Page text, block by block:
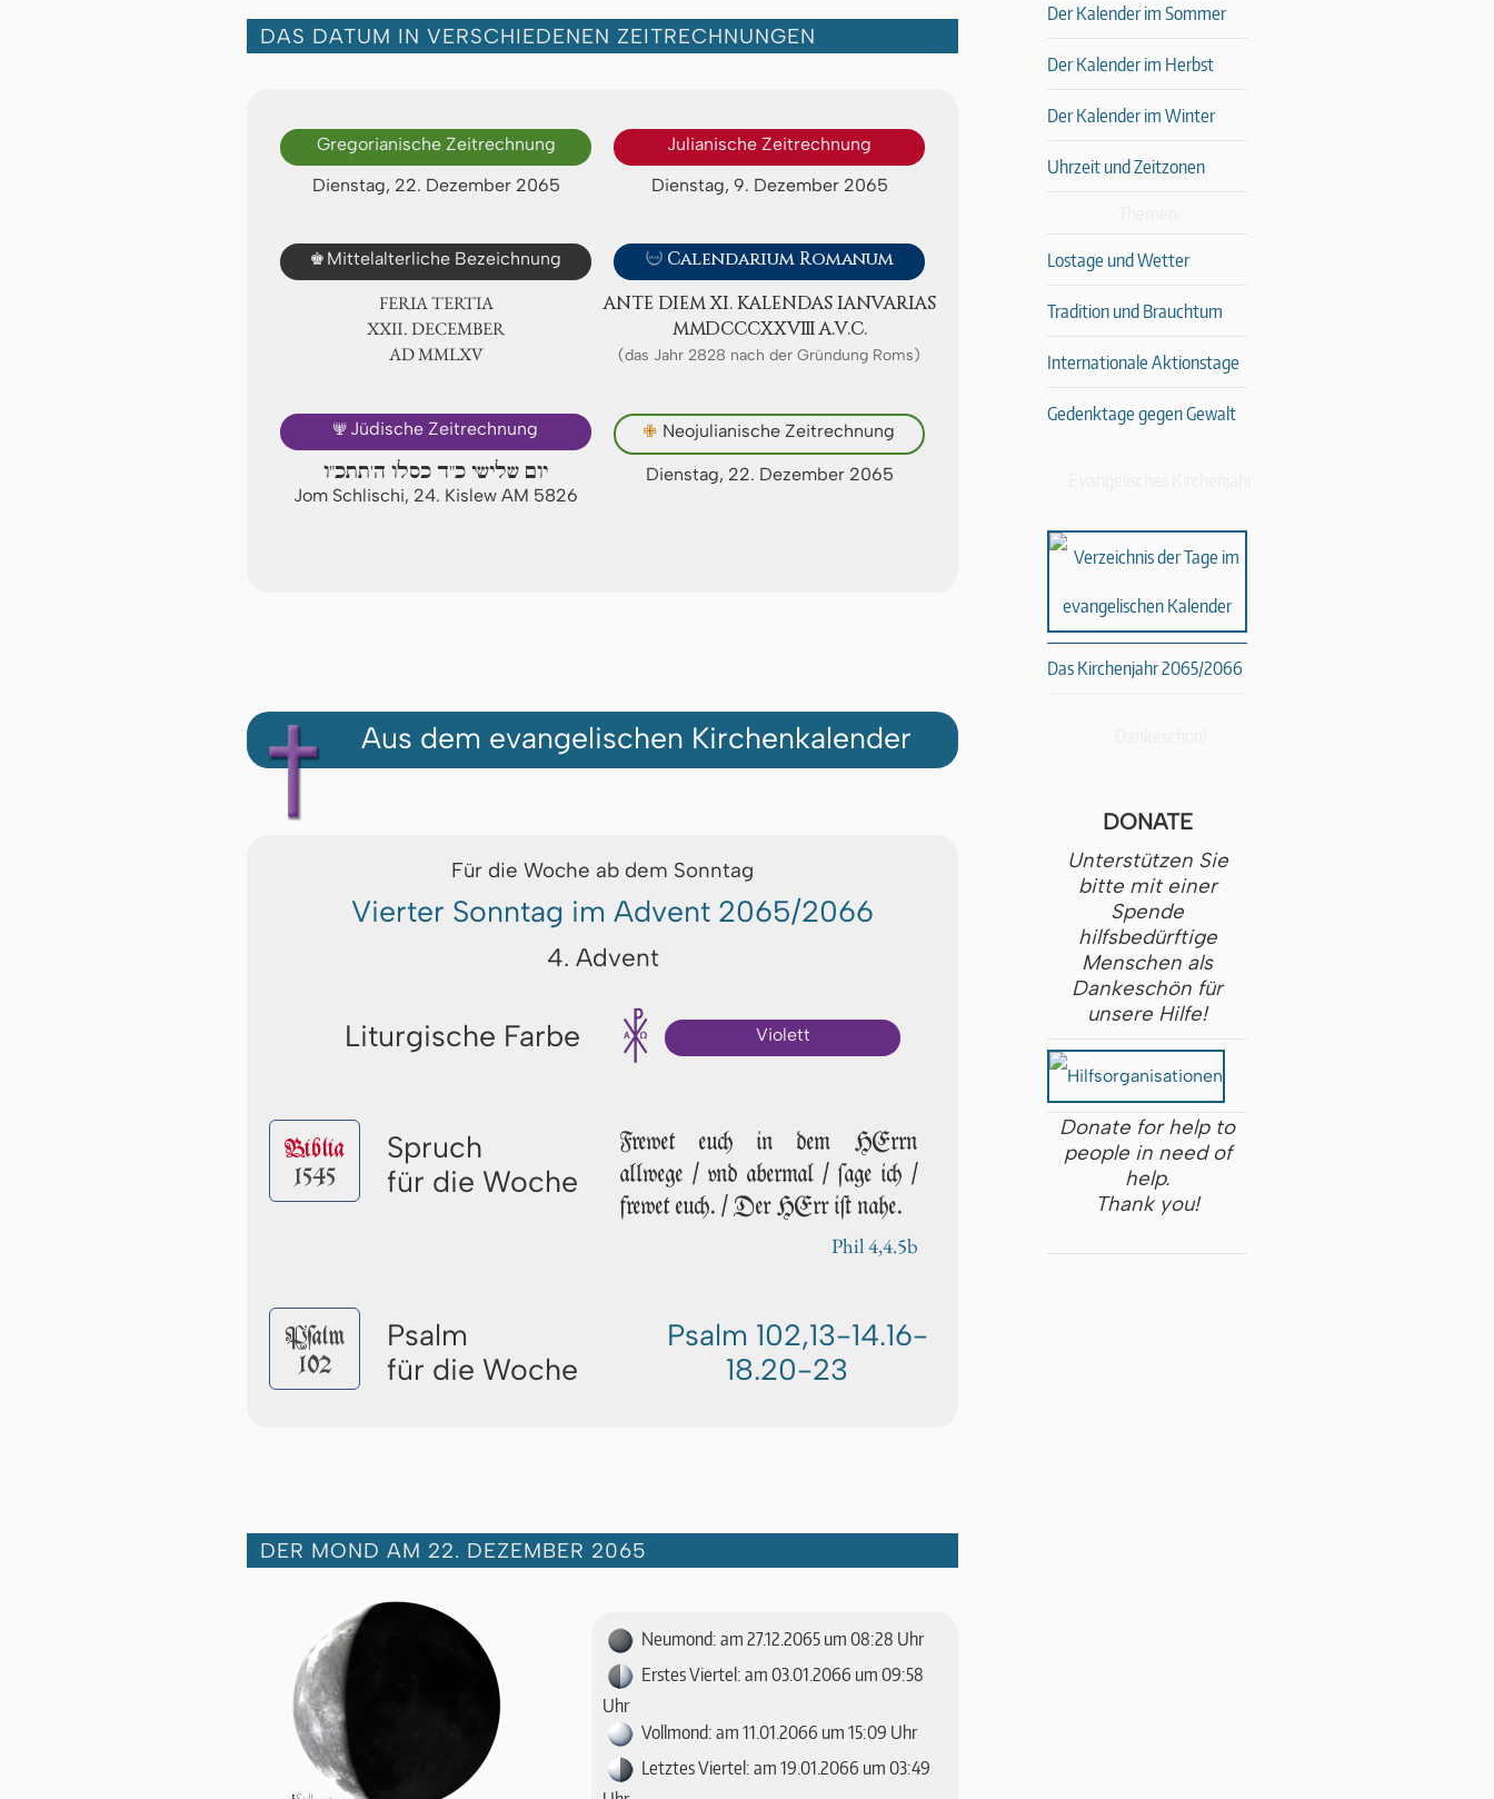
DAS DATUM IN VERSCHIEDENEN ZEITRECHNUNGEN
Gregorianische Zeitrechnung
Dienstag, 22. Dezember 2065
Julianische Zeitrechnung
Dienstag, 9. Dezember 2065
♚ Mittelalterliche Bezeichnung
FERIA TERTIA
ⅩⅫ. DECEMBER
AD ⅯⅯⅬⅩⅤ
 Calendarium Romanum
ANTE DIEM XI. KA­LEN­DAS IA­NV­A­RI­AS
ⅯⅯⅮⅭⅭⅭⅩⅩⅧ A.V.C.
(das Jahr 2828 nach der Gründung Roms)
🕎 Jüdische Zeitrechnung
יום שלישי כ"ד כסלו ה'תתכ"ו
Jom Schlischi, 24. Kislew AM 5826
✙ Neojulianische Zeitrechnung
Dienstag, 22. Dezember 2065
Aus dem evangelischen Kirchenkalender
Für die Woche ab dem Sonntag
Vierter Sonntag im Advent 2065/2066
4. Advent
Liturgische Farbe Violett
Biblia
1545
Spruch
für die Woche
Frewet euch in dem HErrn
allwege / vnd abermal / ſa­ge ich /
frewet euch. / Der HErr iſt nahe.
Phil 4,4.5b
Pſalm
102
Psalm
für die Woche
Psalm 102,13-14.16-
18.20-23
DER MOND AM 22. DEZEMBER 2065
Neumond: am 27.12.2065 um 08:28 Uhr
Erstes Viertel: am 03.01.2066 um 09:58
Uhr
Vollmond: am 11.01.2066 um 15:09 Uhr
Letztes Viertel: am 19.01.2066 um 03:49
Der Kalender im Sommer
Der Kalender im Herbst
Der Kalender im Winter
Uhrzeit und Zeitzonen
Lostage und Wetter
Tradition und Brauchtum
Internationale Aktionstage
Gedenktage gegen Gewalt
Das Kirchenjahr 2065/2066
DONATE
Unterstützen Sie
bitte mit einer
Spende
hilfsbedürftige
Menschen als
Dankeschön für
unsere Hilfe!
Donate for help to
people in need of
help.
Thank you!